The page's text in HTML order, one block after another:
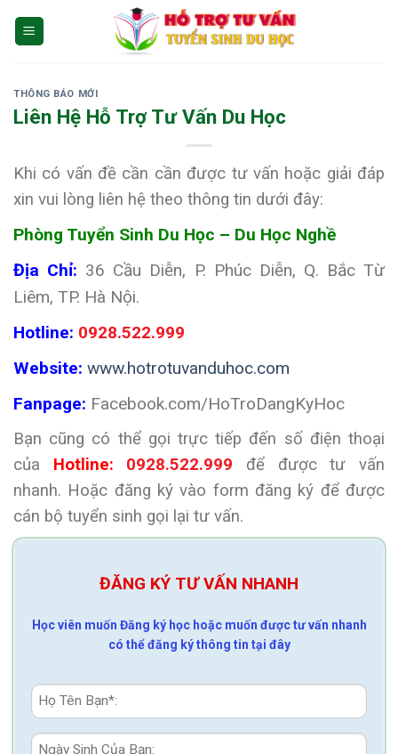
THÔNG BÁO MỚI
Liên Hệ Hỗ Trợ Tư Vấn Du Học
Khi có vấn đề cần cần được tư vấn hoặc giải đáp
xin vui lòng liên hệ theo thông tin dưới đây:
Phòng Tuyển Sinh Du Học – Du Học Nghề
Địa Chỉ: 36 Cầu Diễn, P. Phúc Diễn, Q. Bắc Từ
Liêm, TP. Hà Nội.
Hotline: 0928.522.999
Website: www.hotrotuvanduhoc.com
Fanpage: Facebook.com/HoTroDangKyHoc
Bạn cũng có thể gọi trực tiếp đến số điện thoại
của Hotline: 0928.522.999 để được tư vấn
nhanh. Hoặc đăng ký vào form đăng ký để được
cán bộ tuyển sinh gọi lại tư vấn.
ĐĂNG KÝ TƯ VẤN NHANH
Học viên muốn Đăng ký học hoặc muốn được tư vấn nhanh
có thể đăng ký thông tin tại đây